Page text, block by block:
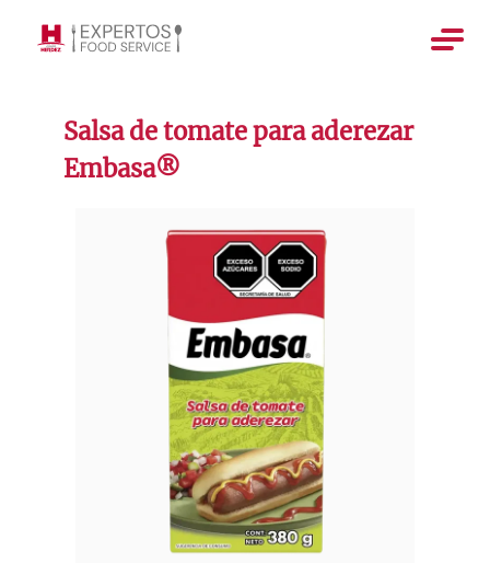
Salsa de tomate para aderezar
Embasa®